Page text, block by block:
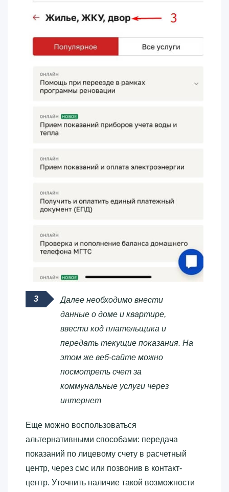
Далее необходимо внести
данные о доме и квартире,
ввести код плательщика и
передать текущие показания. На
этом же веб-сайте можно
посмотреть счет за
коммунальные услуги через
интернет
Еще можно воспользоваться
альтернативными способами: передача
показаний по лицевому счету в расчетный
центр, через смс или позвонив в контакт-
центр. Уточнить наличие такой возможности